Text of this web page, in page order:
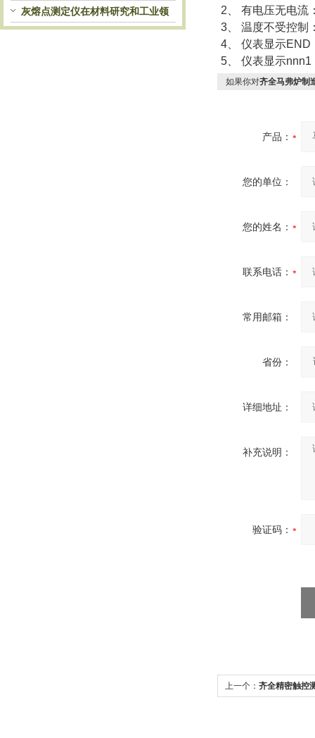
熔融性参数
灰熔点测定仪在材料研究和工业领
域中发挥重要作用
2、 有电压无电流
3、 温度不受控制
4、 仪表显示END
5、 仪表显示
如果你对齐全马弗炉制
产品：
您的单位：
您的姓名：
联系电话：
常用邮箱：
省份：
详细地址：
补充说明：
验证码：
上一个： 齐全精密触控